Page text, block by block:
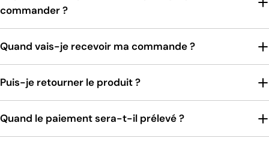
commander ?
Quand vais-je recevoir ma commande ?
Puis-je retourner le produit ?
Quand le paiement sera-t-il prélevé ?